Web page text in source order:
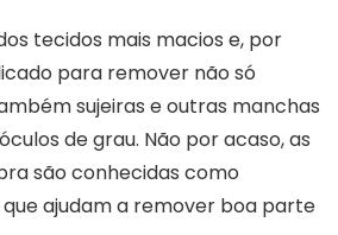
tecidos mais macios e, por
para remover não só
sujeiras e outras manchas
de grau. Não por acaso, as
são conhecidas como
que ajudam a remover boa parte